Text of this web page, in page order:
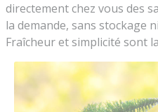
directement chez vous des
la demande, sans stockage
Fraîcheur et simplicité sont